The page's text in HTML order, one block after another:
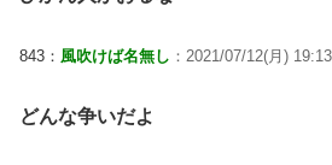
843： 風吹けば名無し ：2021/07/12(月)
どんな争いだよ